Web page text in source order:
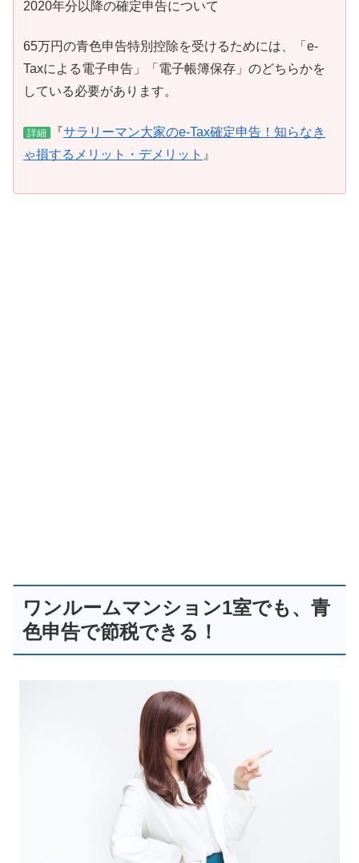
2020年分以降の確定申告について
65万円の青色申告特別控除を受けるためには、「e-
Taxによる電子申告」「電子帳簿保存」のどちらかを
している必要があります。
詳細 『サラリーマン大家のe-Tax確定申告！知らなき
ゃ損するメリット・デメリット 』
ワンルームマンション1室でも、青
色申告で節税できる！